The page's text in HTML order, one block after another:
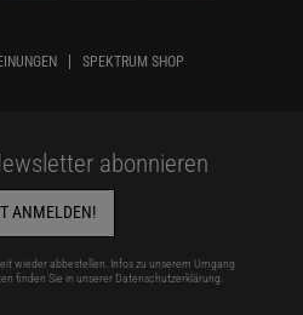
SPEKTRUM SHOP
abonnieren
ANMELDEN!
wieder abbestellen. Infos zu unserem Umgang
finden Sie in unserer Datenschutzerklärung.